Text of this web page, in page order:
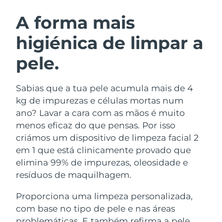
A forma mais
higiénica de limpar a
pele.
Sabias que a tua pele acumula mais de 4
kg de impurezas e células mortas num
ano? Lavar a cara com as mãos é muito
menos eficaz do que pensas. Por isso
criámos um dispositivo de limpeza facial 2
em 1 que está clinicamente provado que
elimina 99% de impurezas, oleosidade e
resíduos de maquilhagem.
Proporciona uma limpeza personalizada,
com base no tipo de pele e nas áreas
Limpeza facial
Anti-aging massage
LUNA™ 4 Plus
Massage, LED heating
LUNA™ 4 Men
Microcurrent toning
BEAR™ 2 go
Microcurrent toning on-the-go
BEAR™ 2 eyes & lips
Hidratação
UFO™ 3 kit
Deep facial hydration
UFO™ 3 LED
Near-infrared and red light therapy
device
Cuidado oral
issa™ 4
Hybrid silicone sonic toothbrush
Smart hybrid silicone sonic toothbrush
TRATAMENTO ANTIENVELHECIMENTO
FAQ™
Antienvelhecimento Tratamentos LED
Áustria
Barein Entrega prevista8/11/26
Bélgica
Bermudas Entrega prevista8/16/26
Bósnia e
Herzegovina
Entrega prevista8/13/26
Brunei Entrega prevista8/15/26
Bulgária Entrega prevista 8/10/26
Chile Entrega prevista